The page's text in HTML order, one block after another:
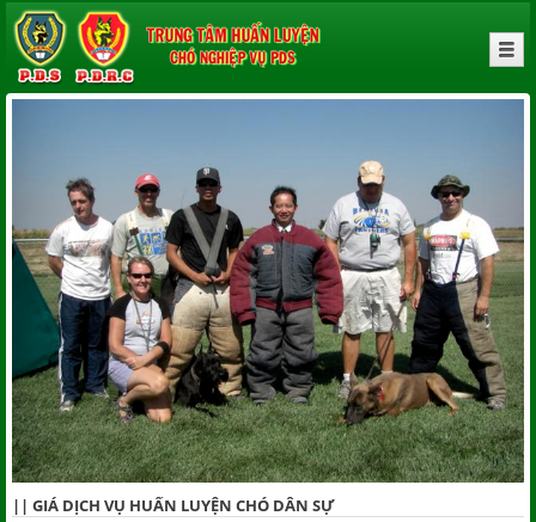
|| GIÁ DỊCH VỤ HUẤN LUYỆN CHÓ DÂN SỰ